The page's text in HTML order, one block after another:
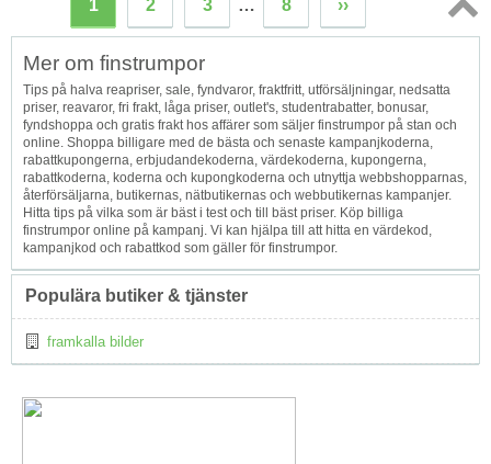
1 2 3 … 8 ››
Topp
Mer om finstrumpor
Tips på halva reapriser, sale, fyndvaror, fraktfritt, utförsäljningar, nedsatta
priser, reavaror, fri frakt, låga priser, outlet's, studentrabatter, bonusar,
fyndshoppa och gratis frakt hos affärer som säljer finstrumpor på stan och
online. Shoppa billigare med de bästa och senaste kampanjkoderna,
rabattkupongerna, erbjudandekoderna, värdekoderna, kupongerna,
rabattkoderna, koderna och kupongkoderna och utnyttja webbshopparnas,
återförsäljarna, butikernas, nätbutikernas och webbutikernas kampanjer.
Hitta tips på vilka som är bäst i test och till bäst priser. Köp billiga
finstrumpor online på kampanj. Vi kan hjälpa till att hitta en värdekod,
kampanjkod och rabattkod som gäller för finstrumpor.
Populära butiker & tjänster
framkalla bilder